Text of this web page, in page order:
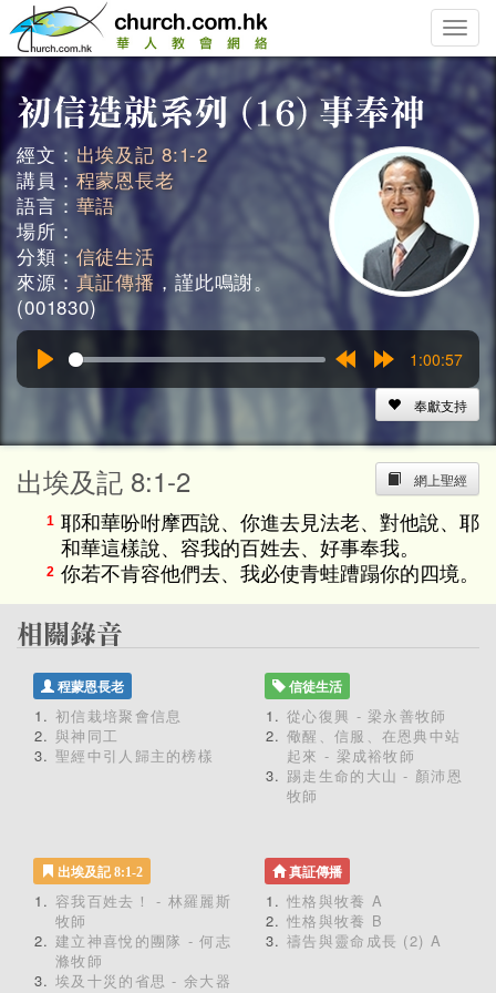
Toggle
經文： 出埃及記 8:1-2
講員：程蒙恩長老
語言： 華語
場所：
分類：信徒生活
來源： 真証傳播 ，謹此鳴謝。
(001830)
15s
15s
1:00:57
奉獻支持
網上聖經
出埃及記 8:1-2
1 耶和華吩咐摩西說、你進去見法老、對他說、耶
和華這樣說、容我的百姓去、好事奉我。
2 你若不肯容他們去、我必使青蛙蹧蹋你的四境。
程蒙恩長老
初信栽培聚會信息
與神同工
聖經中引人歸主的榜樣
信徒生活
從心復興 - 梁永善牧師
儆醒、信服、在恩典中站
起來 - 梁成裕牧師
踢走生命的大山 - 顏沛恩
牧師
出埃及記 8:1-2
容我百姓去！ - 林羅麗斯
牧師
建立神喜悅的團隊 - 何志
滌牧師
埃及十災的省思 - 余大器
真証傳播
性格與牧養 A
性格與牧養 B
禱告與靈命成長 (2) A